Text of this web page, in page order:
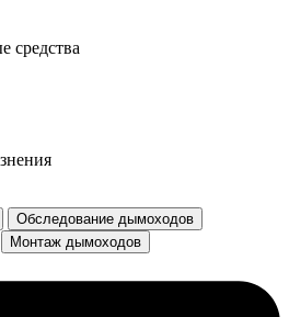
средства
Обследование дымоходов
Монтаж дымоходов